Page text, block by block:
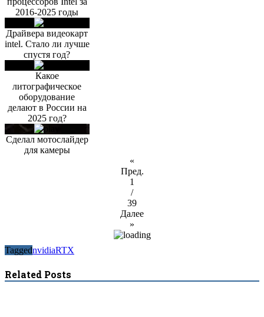
2016-2025 годы
Драйвера видеокарт
intel. Стало ли лучше
спустя год?
Какое
литографическое
оборудование
делают в России на
2025 год?
Сделал мотослайдер
для камеры
«
Пред.
1
/
39
Далее
»
TaggednvidiaRTX
Related Posts